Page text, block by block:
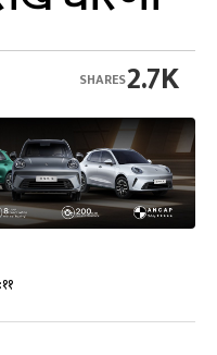
2.7K
SHARES